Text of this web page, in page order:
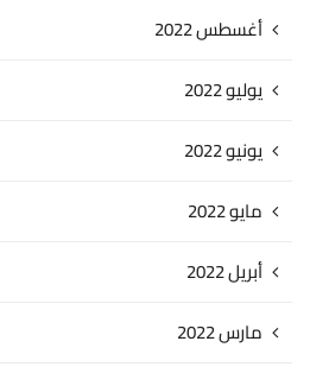
أغسطس 2022
يوليو 2022
يونيو 2022
مايو 2022
أبريل 2022
مارس 2022